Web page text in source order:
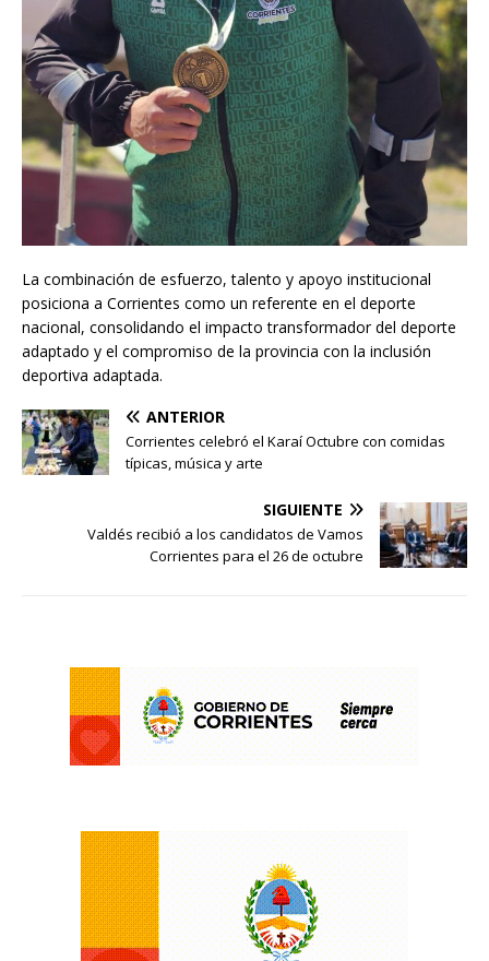
La combinación de esfuerzo, talento y apoyo institucional
posiciona a Corrientes como un referente en el deporte
nacional, consolidando el impacto transformador del deporte
adaptado y el compromiso de la provincia con la inclusión
deportiva adaptada.
ANTERIOR
Corrientes celebró el Karaí Octubre con comidas
típicas, música y arte
SIGUIENTE
Valdés recibió a los candidatos de Vamos
Corrientes para el 26 de octubre